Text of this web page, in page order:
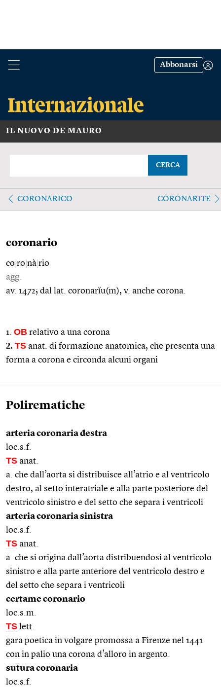
Abbonarsi
IL NUOVO DE MAURO
CERCA
CORONARICO CORONARITE
coronario
co ro nà rio
agg.
av. 1472; dal lat. coronarĭu(m), v. anche corona.
1. OB relativo a una corona
2. TS anat. di formazione anatomica, che presenta una
forma a corona e circonda alcuni organi
Polirematiche
arteria coronaria destra
loc.s.f.
TS anat.
a. che dall’aorta si distribuisce all’atrio e al ventricolo
destro, al setto interatriale e alla parte posteriore del
ventricolo sinistro e del setto che separa i ventricoli
arteria coronaria sinistra
loc.s.f.
TS anat.
a. che si origina dall’aorta distribuendosi al ventricolo
sinistro e alla parte anteriore del ventricolo destro e
del setto che separa i ventricoli
certame coronario
loc.s.m.
TS lett.
gara poetica in volgare promossa a Firenze nel 1441
con in palio una corona d’alloro in argento.
sutura coronaria
loc.s.f.